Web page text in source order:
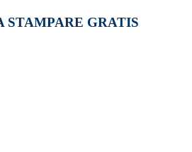
STAMPARE GRATIS